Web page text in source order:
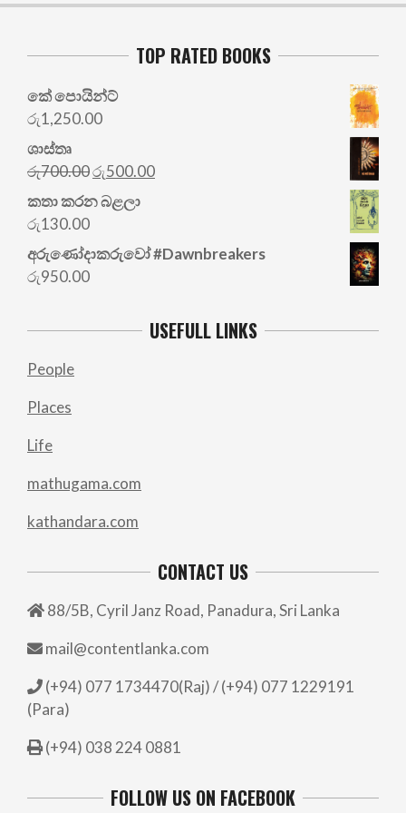
TOP RATED BOOKS
කේ පොයින්ට්
රු1,250.00
ශාස්තෘ
රු700.00Original
price
was:
රු500.00Current
කතා කරන බළලා
රු130.00
අරු‍ණෝදාකරුවෝ #Dawnbreakers
රු950.00
USEFULL LINKS
People
Places
Life
mathugama.com
kathandara.com
CONTACT US
88/5B, Cyril Janz Road, Panadura, Sri Lanka
mail@contentlanka.com
(+94) 077 1734470(Raj) / (+94) 077 1229191
(Para)
(+94) 038 224 0881
FOLLOW US ON FACEBOOK